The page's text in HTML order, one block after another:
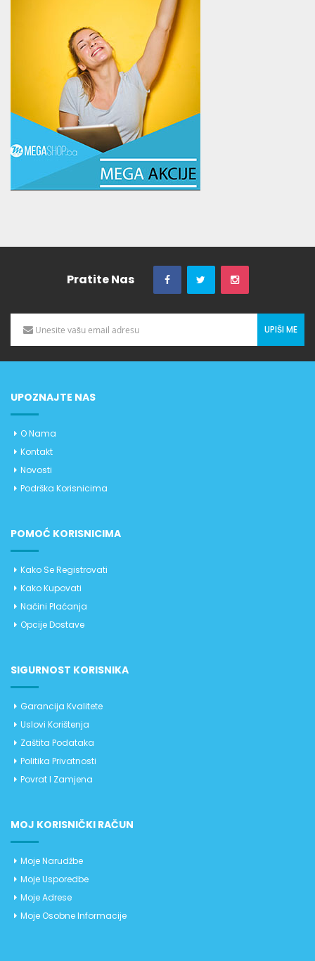
Pratite Nas
UPIŠI ME
UPOZNAJTE NAS
O Nama
Kontakt
Novosti
Podrška Korisnicima
POMOĆ KORISNICIMA
Kako Se Registrovati
Kako Kupovati
Načini Plaćanja
Opcije Dostave
SIGURNOST KORISNIKA
Garancija Kvalitete
Uslovi Korištenja
Zaštita Podataka
Politika Privatnosti
Povrat I Zamjena
MOJ KORISNIČKI RAČUN
Moje Narudžbe
Moje Usporedbe
Moje Adrese
Moje Osobne Informacije